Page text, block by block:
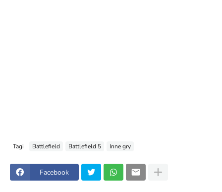
Tagi Battlefield Battlefield 5 Inne gry
Facebook